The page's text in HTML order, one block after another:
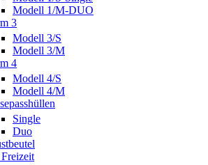
Modell 1/M-DUO
3
Modell 3/S
Modell 3/M
4
Modell 4/S
Modell 4/M
Single
Duo